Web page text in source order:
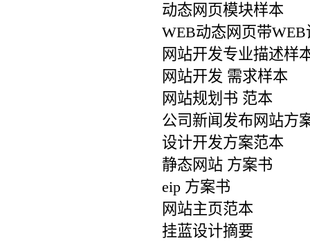
动态网页模块样本
WEB动态网页带
网站开发专业描述样
网站开发 需求样本
网站规划书 范本
公司新闻发布网站方
设计开发方案范本
静态网站 方案书
eip 方案书
网站主页范本
挂蓝设计摘要